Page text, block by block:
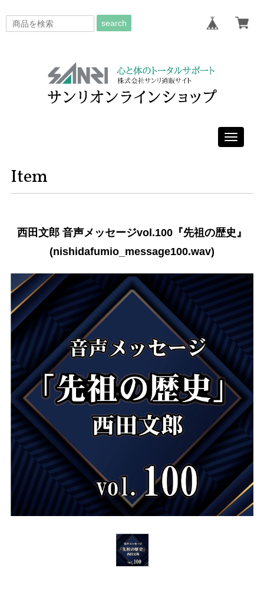
search
Toggle
Item
西田文郎 音声メッセージvol.100『先祖の歴史』
(nishidafumio_message100.wav)